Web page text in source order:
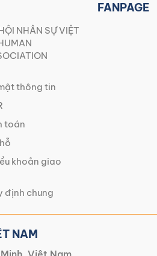
NHÂN SỰ VIỆT
thông tin
toán
khoản giao
định chung
FANPAGE
NAM